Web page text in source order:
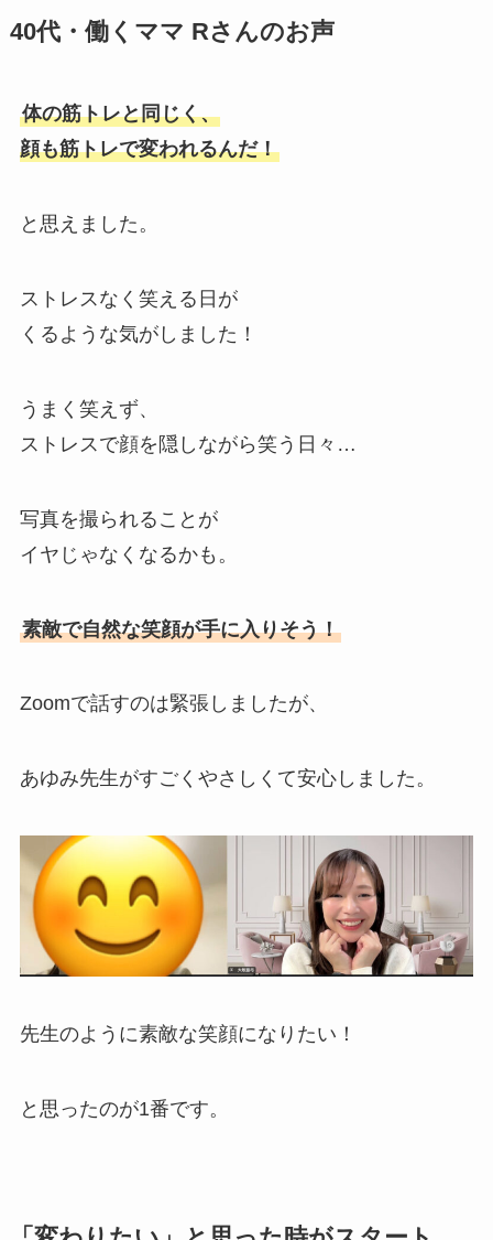
40代・働くママ Rさんのお声
体の筋トレと同じく、
顔も筋トレで変われるんだ！
と思えました。
ストレスなく笑える日が
くるような気がしました！
うまく笑えず、
ストレスで顔を隠しながら笑う日々…
写真を撮られることが
イヤじゃなくなるかも。
素敵で自然な笑顔が手に入りそう！
Zoomで話すのは緊張しましたが、
あゆみ先生がすごくやさしくて安心しました。
先生のように素敵な笑顔になりたい！
と思ったのが1番です。